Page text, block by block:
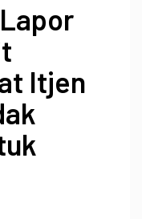
Itjen